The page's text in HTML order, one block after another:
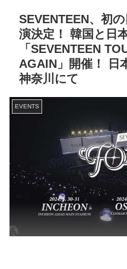
SEVENTEEN、初
演決定！ 韓国と日
「SEVENTEEN
AGAIN」開催！ 日
神奈川にて
EVENTS